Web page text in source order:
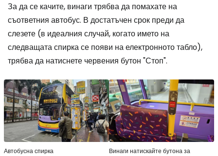
За да се качите, винаги трябва да помахате на
съответния автобус. В достатъчен срок преди да
слезете (в идеалния случай, когато името на
следващата спирка се появи на електронното табло),
трябва да натиснете червения бутон "Стоп".
Автобусна спирка
Винаги натискайте бутона за